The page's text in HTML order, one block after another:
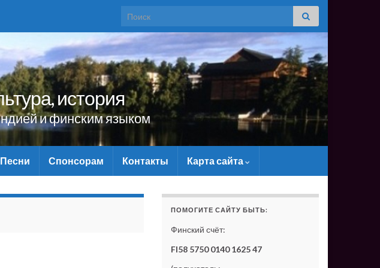
Search for:
история
и финским языком
Песни Спонсорам Контакты Карта сайта
ПОМОГИТЕ САЙТУ БЫТЬ:
Финский счёт:
FI58 5750 0140 1625 47